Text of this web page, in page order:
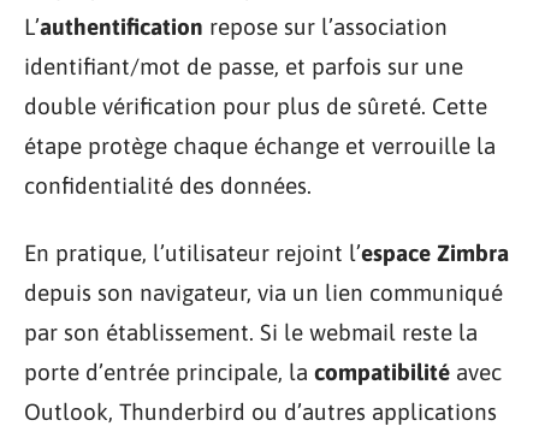
L’authentification repose sur l’association
identifiant/mot de passe, et parfois sur une
double vérification pour plus de sûreté. Cette
étape protège chaque échange et verrouille la
confidentialité des données.
En pratique, l’utilisateur rejoint l’espace Zimbra
depuis son navigateur, via un lien communiqué
par son établissement. Si le webmail reste la
porte d’entrée principale, la compatibilité avec
Outlook, Thunderbird ou d’autres applications